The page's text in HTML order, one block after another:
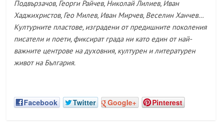
Подвързачов, Георги Райчев, Николай Лилиев, Иван
Хаджихристов, Гео Милев, Иван Мирчев, Веселин Ханчев…
Културните пластове, изградени от предишните поколения
писатели и поети, фиксират града ни като един от най-
важните центрове на духовния, културен и литературен
живот на България.
Facebook Twitter Google+ Pinterest